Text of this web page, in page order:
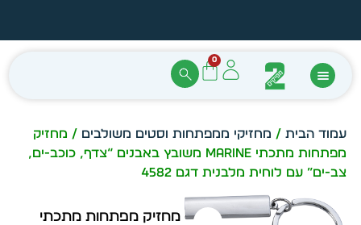
0
עמוד הבית / מחזיקי ממפתחות וסטים משולבים / מחזיק
מפתחות מתכתי Marine משובץ באבנים “צדף, כוכב-ים,
צב-ים” עם לוחית מלבנית דגם 4582
מחזיק מפתחות מתכתי